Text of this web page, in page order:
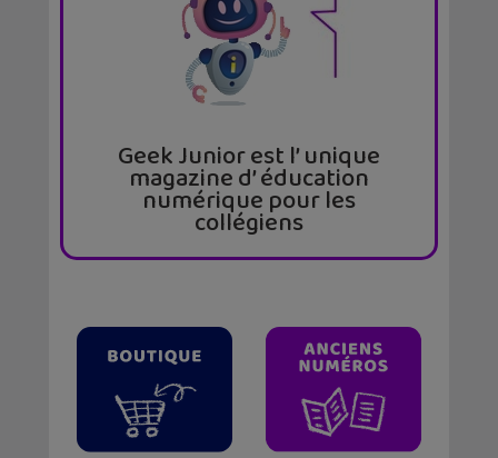
Geek Junior est l’ unique
magazine d’ éducation
numérique pour les
collégiens